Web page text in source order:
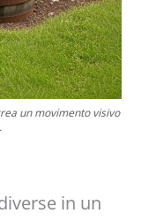
un movimento visivo
in un